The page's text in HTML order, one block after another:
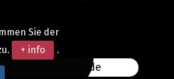
Sie der
+ info .